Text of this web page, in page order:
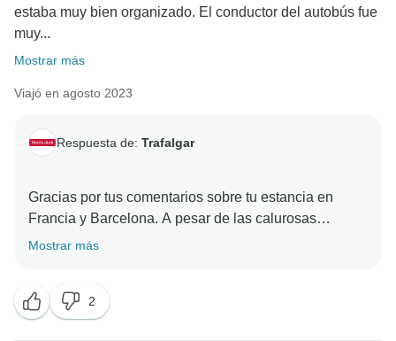
estaba muy bien organizado. El conductor del autobús fue
muy...
Mostrar más
Viajó en agosto 2023
Respuesta de: Trafalgar
Gracias por tus comentarios sobre tu estancia en
Francia y Barcelona. A pesar de las calurosas
condiciones meteorológicas, nos complace leer que
fiable y creíble puede mejorar sin duda la calidad
general de cualquier viaje, garantizando un viaje
Mostrar más
2